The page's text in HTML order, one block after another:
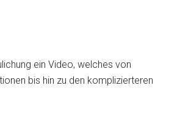
ein Video, welches von
bis hin zu den komplizierteren